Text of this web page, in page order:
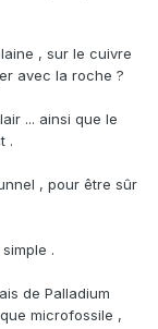
, sur le cuivre
avec la roche ?
... ainsi que le
.
, pour être sûr
.
de Palladium
microfossile ,